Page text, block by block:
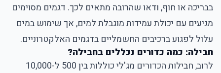
בבריכה או חוף, ודאו שהרובה מתאים לכך. דגמים מסוימים
מגיעים עם יכולת עמידות מוגבלת למים, אך שימוש במים
עלול לפגוע ברכיבים החשמליים בדגמים האלקטרוניים.
חבילה: כמה כדורים נכללים בחבילה?
לרוב, חבילות הכדורים מג'לי כוללות בין 500 ל-10,000